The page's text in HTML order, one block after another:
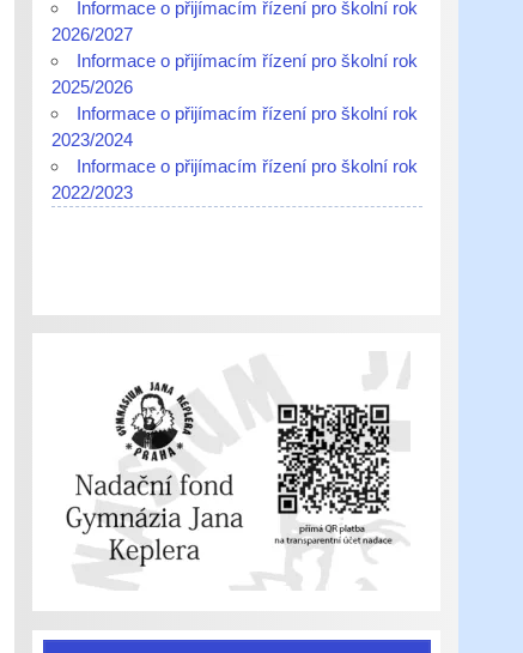
Informace o přijímacím řízení pro školní rok
2026/2027
Informace o přijímacím řízení pro školní rok
2025/2026
Informace o přijímacím řízení pro školní rok
2023/2024
Informace o přijímacím řízení pro školní rok
2022/2023